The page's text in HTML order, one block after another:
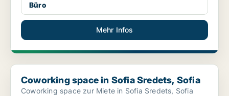
Büro
Mehr Infos
Coworking space in Sofia Sredets, Sofia
Coworking space in Sofia Sredets, Sofia
Coworking space zur Miete in Sofia Sredets, Sofia